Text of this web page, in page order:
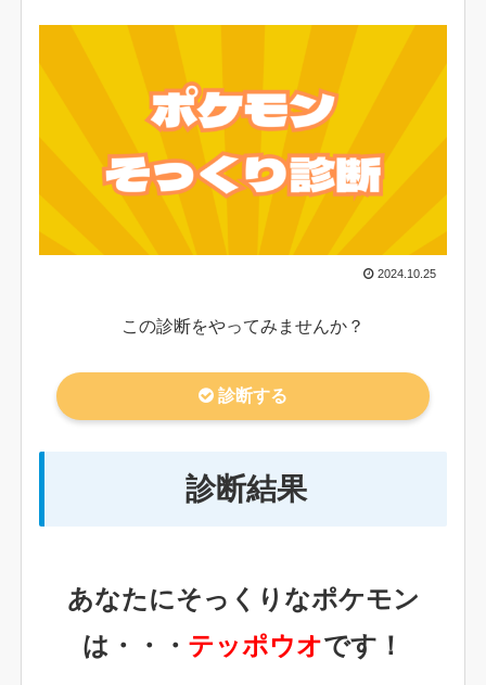
2024.10.25
この診断をやってみませんか？
診断する
診断結果
あなたにそっくりなポケモン
は・・・ テッポウオです！